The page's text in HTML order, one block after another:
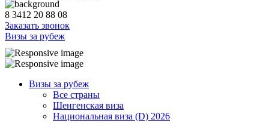
8 3412 20 88 08
Заказать звонок
Визы за рубеж
Визы за рубеж
Все страны
Шенгенская виза
Национальная виза (D) 2026